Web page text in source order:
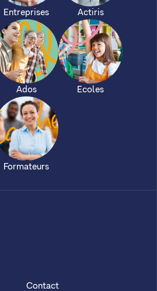
Entreprises Actiris
Ados Ecoles
Formateurs
Contact